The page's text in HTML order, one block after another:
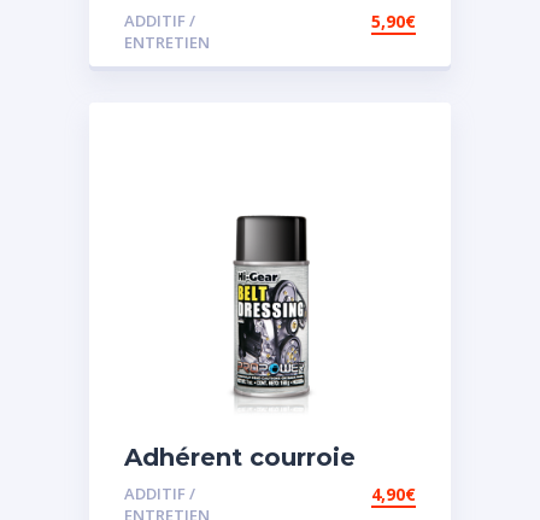
ADDITIF /
ENTRETIEN
5,90€
Adhérent courroie
ADDITIF /
ENTRETIEN
4,90€